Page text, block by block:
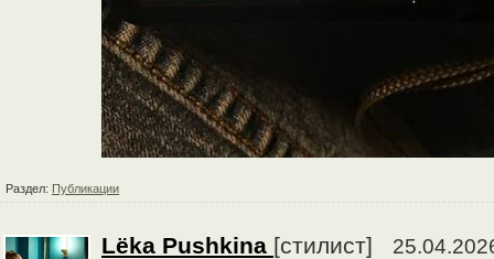
Раздел: Публикации
Lёka Pushkina [стилист]